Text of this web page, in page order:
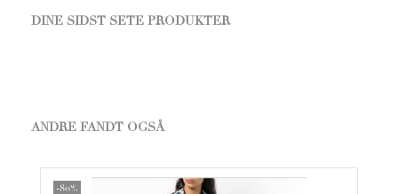
DINE SIDST SETE PRODUKTER
ANDRE FANDT OGSÅ
-80%